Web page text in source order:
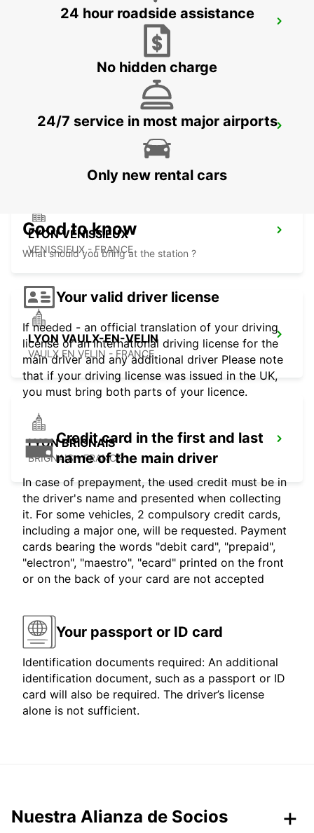
ANNECY
LYON VENISSIEUX
VENISSIEUX - FRANCE
LYON VAULX-EN-VELIN
VAULX EN VELIN - FRANCE
LYON BRIGNAIS
BRIGNAIS - FRANCE
24 hour roadside assistance
No hidden charge
24/7 service in most major airports
Only new rental cars
Good to know
What should you bring at the station ?
Your valid driver license
If needed - an official translation of your driving
license or an international driving license for the
main driver and any additional driver Please note
that if your driving license was issued in the UK,
you must bring both parts of your licence.
Credit card in the first and last
name of the main driver
In case of prepayment, the used credit must be in
the driver's name and presented when collecting
it. For some vehicles, 2 compulsory credit cards,
including a major one, will be requested. Payment
cards bearing the words "debit card", "prepaid",
"electron", "maestro", "ecard" printed on the front
or on the back of your card are not accepted
Your passport or ID card
Identification documents required: An additional
identification document, such as a passport or ID
card will also be required. The driver’s license
alone is not sufficient.
Nuestra Alianza de Socios